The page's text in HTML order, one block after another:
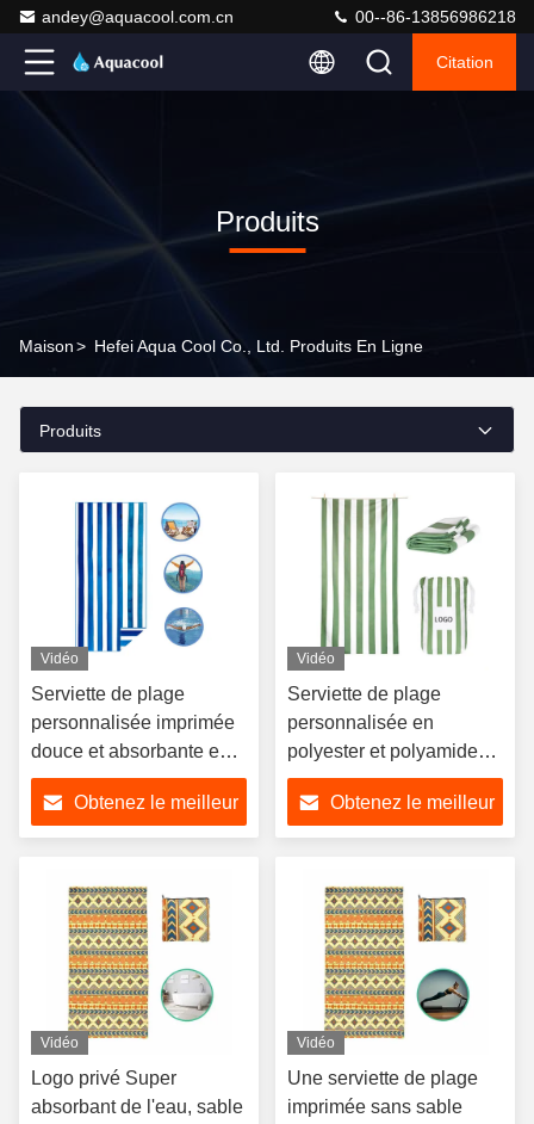
andey@aquacool.com.cn 00--86-13856986218
Citation
Produits
Maison> Hefei Aqua Cool Co., Ltd. Produits En Ligne
Produits
Vidéo
Serviette de plage
personnalisée imprimée
douce et absorbante en
matériaux recyclés
certifiés GRS
Obtenez le meilleur
Vidéo
Serviette de plage
personnalisée en
polyester et polyamide
imprimée par sublimation
Obtenez le meilleur
Vidéo
Logo privé Super
absorbant de l'eau, sable
Vidéo
Une serviette de plage
imprimée sans sable